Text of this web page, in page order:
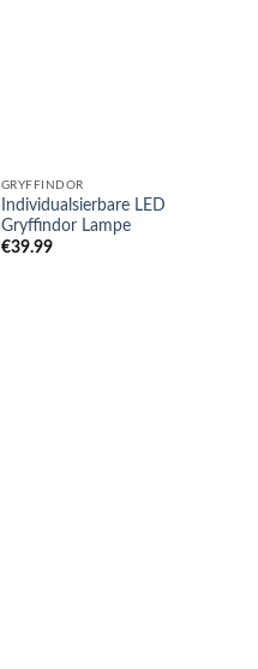
GRYFFINDOR
Individualsierbare LED
Gryffindor Lampe
€39.99